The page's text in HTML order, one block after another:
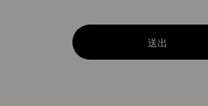
送出